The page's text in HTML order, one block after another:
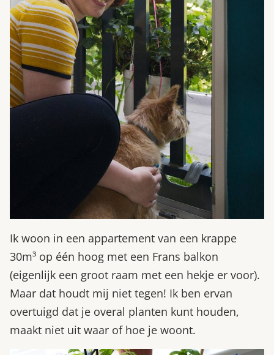
Ik woon in een appartement van een krappe
30m³ op één hoog met een Frans balkon
(eigenlijk een groot raam met een hekje er voor).
Maar dat houdt mij niet tegen! Ik ben ervan
overtuigd dat je overal planten kunt houden,
maakt niet uit waar of hoe je woont.